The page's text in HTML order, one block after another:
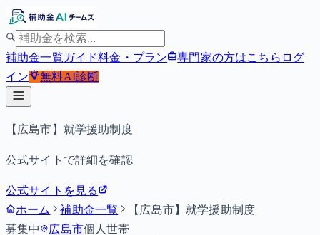
補助金一覧ガイド料金・プラン 専門家の方はこちら ログ
イン
無料AI診断
【広島市】就学援助制度
公式サイトで詳細を確認
公式サイトを見る
ホーム
補助金一覧
【広島市】就学援助制度
募集中
広島市個人世帯